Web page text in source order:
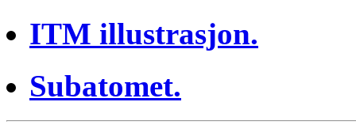
ITM illustrasjon.
Subatomet.